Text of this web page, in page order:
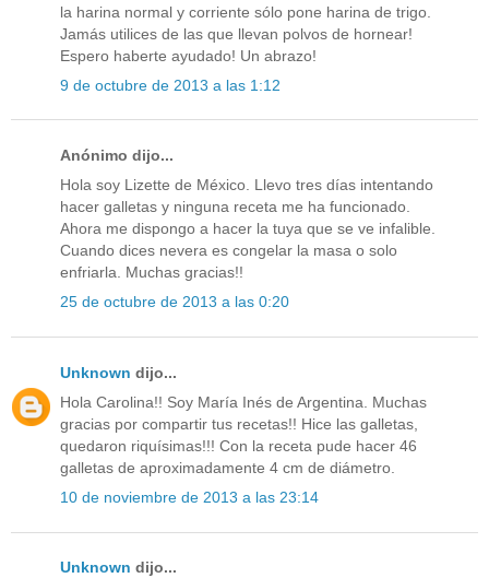
la harina normal y corriente sólo pone harina de trigo.
Jamás utilices de las que llevan polvos de hornear!
Espero haberte ayudado! Un abrazo!
9 de octubre de 2013 a las 1:12
Anónimo dijo...
Hola soy Lizette de México. Llevo tres días intentando
hacer galletas y ninguna receta me ha funcionado.
Ahora me dispongo a hacer la tuya que se ve infalible.
Cuando dices nevera es congelar la masa o solo
enfriarla. Muchas gracias!!
25 de octubre de 2013 a las 0:20
Unknown dijo...
Hola Carolina!! Soy María Inés de Argentina. Muchas
gracias por compartir tus recetas!! Hice las galletas,
quedaron riquísimas!!! Con la receta pude hacer 46
galletas de aproximadamente 4 cm de diámetro.
10 de noviembre de 2013 a las 23:14
Unknown dijo...